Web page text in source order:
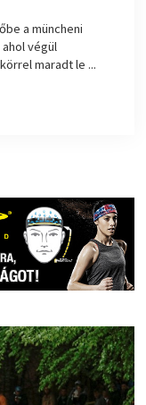
a müncheni
végül
maradt le ...